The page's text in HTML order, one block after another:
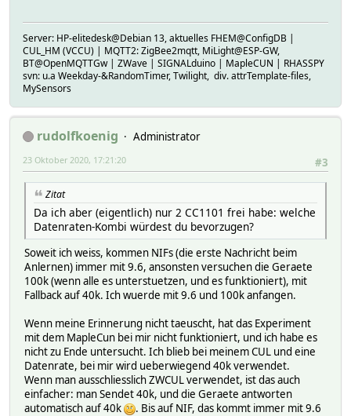
Server: HP-elitedesk@Debian 13, aktuelles FHEM@ConfigDB |
CUL_HM (VCCU) | MQTT2: ZigBee2mqtt, MiLight@ESP-GW,
BT@OpenMQTTGw | ZWave | SIGNALduino | MapleCUN | RHASSPY
svn: u.a Weekday-&RandomTimer, Twilight, div. attrTemplate-files,
MySensors
rudolfkoenig
Administrator
#3
23 Oktober 2020, 17:21:20
Zitat
Da ich aber (eigentlich) nur 2 CC1101 frei habe: welche
Datenraten-Kombi würdest du bevorzugen?
Soweit ich weiss, kommen NIFs (die erste Nachricht beim
Anlernen) immer mit 9.6, ansonsten versuchen die Geraete
100k (wenn alle es unterstuetzen, und es funktioniert), mit
Fallback auf 40k. Ich wuerde mit 9.6 und 100k anfangen.
Wenn meine Erinnerung nicht taeuscht, hat das Experiment
mit dem MapleCun bei mir nicht funktioniert, und ich habe es
nicht zu Ende untersucht. Ich blieb bei meinem CUL und eine
Datenrate, bei mir wird ueberwiegend 40k verwendet.
Wenn man ausschliesslich ZWCUL verwendet, ist das auch
einfacher: man Sendet 40k, und die Geraete antworten
automatisch auf 40k
. Bis auf NIF, das kommt immer mit 9.6